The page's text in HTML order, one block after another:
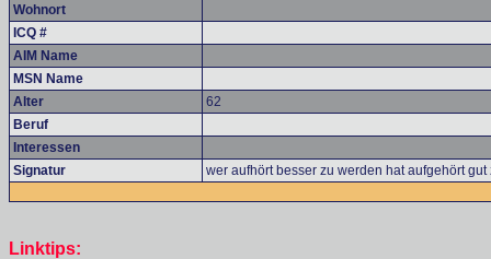
Wohnort
ICQ #
AIM Name
MSN Name
Alter
62
Beruf
Interessen
Signatur
wer aufhört besser zu werden hat aufgehört
Linktips: